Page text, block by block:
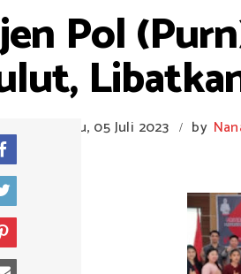
Pol
Rabu, 05 Juli 2023 / by